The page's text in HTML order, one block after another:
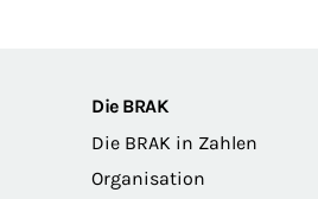
Die BRAK
Die BRAK in Zahlen
Organisation